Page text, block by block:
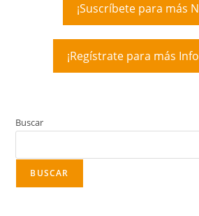
¡Suscríbete para más
¡Regístrate para más
Buscar
BUSCAR